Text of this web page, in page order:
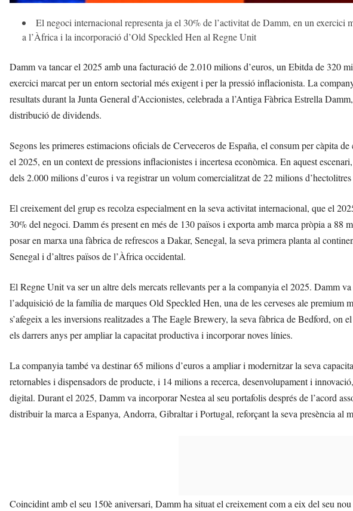
El negoci internacional representa ja el 30% de l’activitat de Damm, en un exercici
a l’Àfrica i la incorporació d’Old Speckled Hen al Regne Unit
Damm va tancar el 2025 amb una facturació de 2.010 milions d’euros, un Ebitda de 320
exercici marcat per un entorn sectorial més exigent i per la pressió inflacionista. La
resultats durant la Junta General d’Accionistes, celebrada a l’Antiga Fàbrica Estrella
distribució de dividends.
Segons les primeres estimacions oficials de Cerveceros de España, el consum per càpita
el 2025, en un context de pressions inflacionistes i incertesa econòmica. En aquest
dels 2.000 milions d’euros i va registrar un volum comercialitzat de 22 milions
El creixement del grup es recolza especialment en la seva activitat internacional, que el
30% del negoci. Damm és present en més de 130 països i exporta amb marca pròpia a 88
posar en marxa una fàbrica de refrescos a Dakar, Senegal, la seva primera planta al
Senegal i d’altres països de l’Àfrica occidental.
El Regne Unit va ser un altre dels mercats rellevants per a la companyia el 2025. Damm
l’adquisició de la família de marques Old Speckled Hen, una de les cerveses ale premium
s’afegeix a les inversions realitzades a The Eagle Brewery, la seva fàbrica de Bedford, on
els darrers anys per ampliar la capacitat productiva i incorporar noves línies.
La companyia també va destinar 65 milions d’euros a ampliar i modernitzar la seva
retornables i dispensadors de producte, i 14 milions a recerca, desenvolupament i
digital. Durant el 2025, Damm va incorporar Nestea al seu portafolis després de l’acord
distribuir la marca a Espanya, Andorra, Gibraltar i Portugal, reforçant la seva presència al
Coincidint amb el seu 150è aniversari, Damm ha situat el creixement com a eix del seu